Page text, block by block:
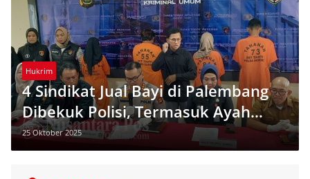
Hukrim
4 Sindikat Jual Bayi di Palembang
Dibekuk Polisi, Termasuk Ayah
Korban
25 Oktober 2025